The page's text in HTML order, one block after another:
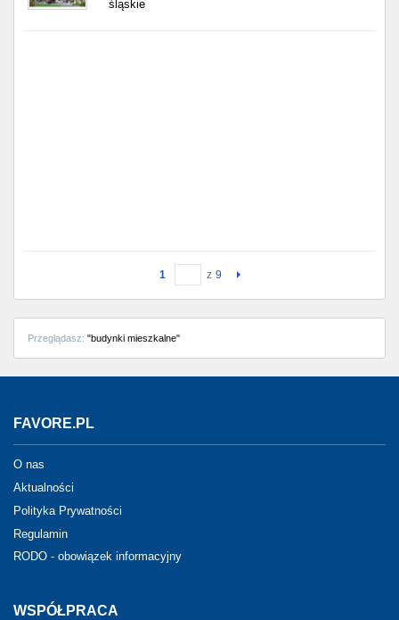
śląskie
1 z 9
Przeglądasz: "budynki mieszkalne"
FAVORE.PL
O nas
Aktualności
Polityka Prywatności
Regulamin
RODO - obowiązek informacyjny
WSPÓŁPRACA